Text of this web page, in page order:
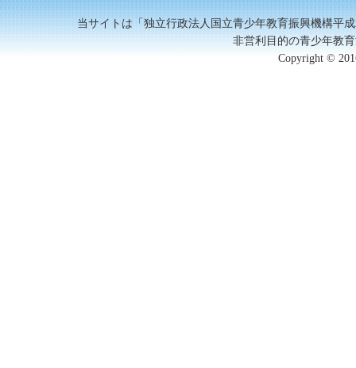
当サイトは「独立行政法人国立青少年教育振興機構平
非営利目的の青少年教
Copyright ©